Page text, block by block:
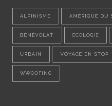
ALPINISME AMÉRIQUE DU
BÉNÉVOLAT ECOLOGIE
URBAIN VOYAGE EN STOP
WWOOFING